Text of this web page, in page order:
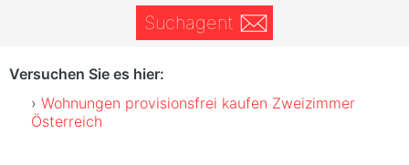
Suchagent
Versuchen Sie es hier:
Wohnungen provisionsfrei kaufen Zweizimmer
Österreich